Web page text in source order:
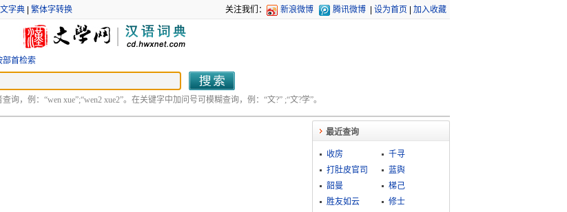
字典| 繁体字转换 关注我们： 新浪微博 腾讯微博 设为首页 加入收藏
部首检索
询，例：“wen xue”;“wen2 xue2”。在关键字中加问号可模糊查询，例：“文?” ;“文?学”。
最近查询
收房
千寻
打肚皮官司
蓝舆
韶曼
梯己
胜友如云
修士